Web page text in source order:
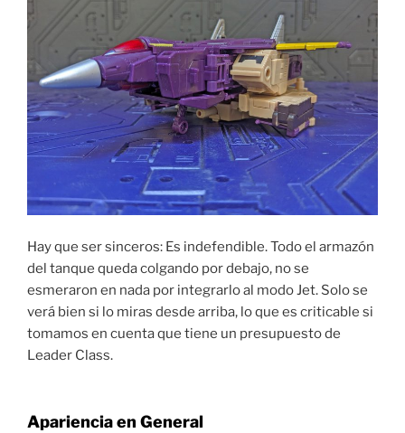
Hay que ser sinceros: Es indefendible. Todo el armazón
del tanque queda colgando por debajo, no se
esmeraron en nada por integrarlo al modo Jet. Solo se
verá bien si lo miras desde arriba, lo que es criticable si
tomamos en cuenta que tiene un presupuesto de
Leader Class.
Apariencia en General